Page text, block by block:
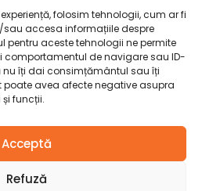
folosim tehnologii, cum ar fi
accesa informațiile despre
pentru aceste tehnologii ne permite
comportamentul de navigare sau ID-
nu îți dai consimțământul sau îți
avea afecte negative asupra
funcții.
Acceptă
Refuză
All Rights Reserved